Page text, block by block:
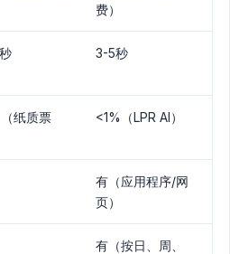
费）
3-5秒
纸质票
<1%（LPR AI）
有（应用程序/网
页）
有（按日、周、